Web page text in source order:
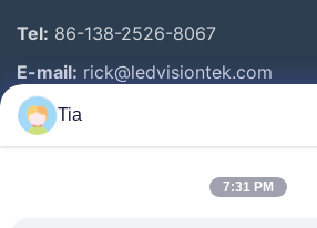
Tel: 86-138-2526-8067
E-mail: rick@ledvisiontek.com
Szybkie Linki
Tia
7:31 PM